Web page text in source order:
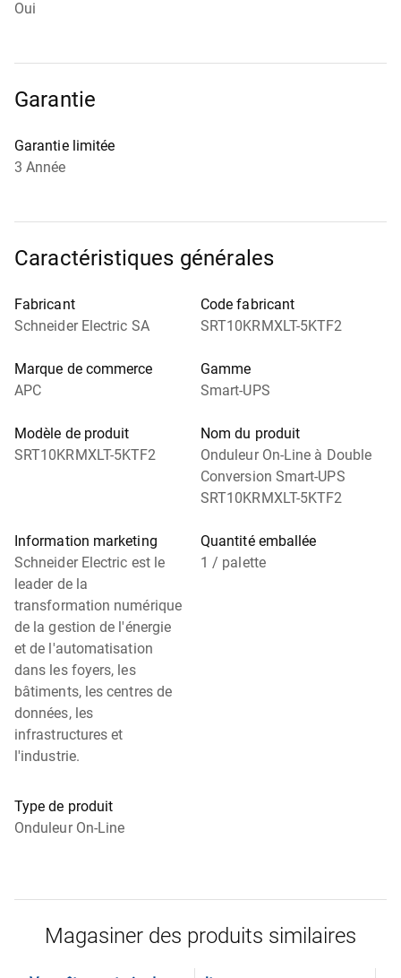
Oui
Garantie
Garantie limitée
3 Année
Caractéristiques générales
Fabricant
Schneider Electric SA
Code fabricant
SRT10KRMXLT-5KTF2
Marque de commerce
APC
Gamme
Smart-UPS
Modèle de produit
SRT10KRMXLT-5KTF2
Nom du produit
Onduleur On-Line à Double
Conversion Smart-UPS
SRT10KRMXLT-5KTF2
Information marketing
Schneider Electric est le
leader de la
transformation numérique
de la gestion de l'énergie
et de l'automatisation
dans les foyers, les
bâtiments, les centres de
données, les
infrastructures et
l'industrie.
Quantité emballée
1 / palette
Type de produit
Onduleur On-Line
Magasiner des produits similaires